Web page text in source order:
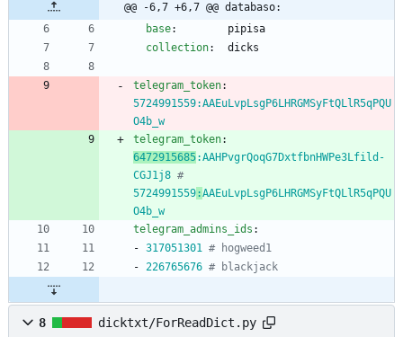
@@ -6,7 +6,7 @@ databaso:
base:
pipisa
collection: dicks
telegram_token:
5724991559:AAEuLvpLsgP6LHRGMSyFtQLlR5qPQU
O4b_w
telegram_token:
6472915685:AAHPvgrQoqG7DxtfbnHWPe3Lfild-
CGJ1j8
#
5724991559:AAEuLvpLsgP6LHRGMSyFtQLlR5qPQU
O4b_w
telegram_admins_ids :
- 317051301 # hogweed1
- 226765676 # blackjack
8 dicktxt/ForReadDict.py